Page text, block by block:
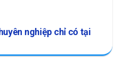
nghiệp chỉ có tại